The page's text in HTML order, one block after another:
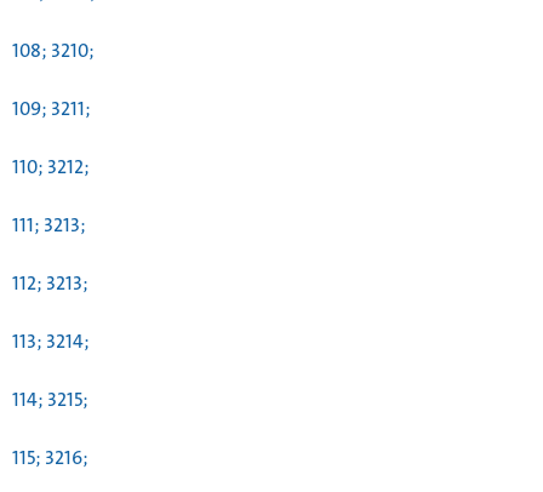
108; 3210;
109; 3211;
110; 3212;
111; 3213;
112; 3213;
113; 3214;
114; 3215;
115; 3216;